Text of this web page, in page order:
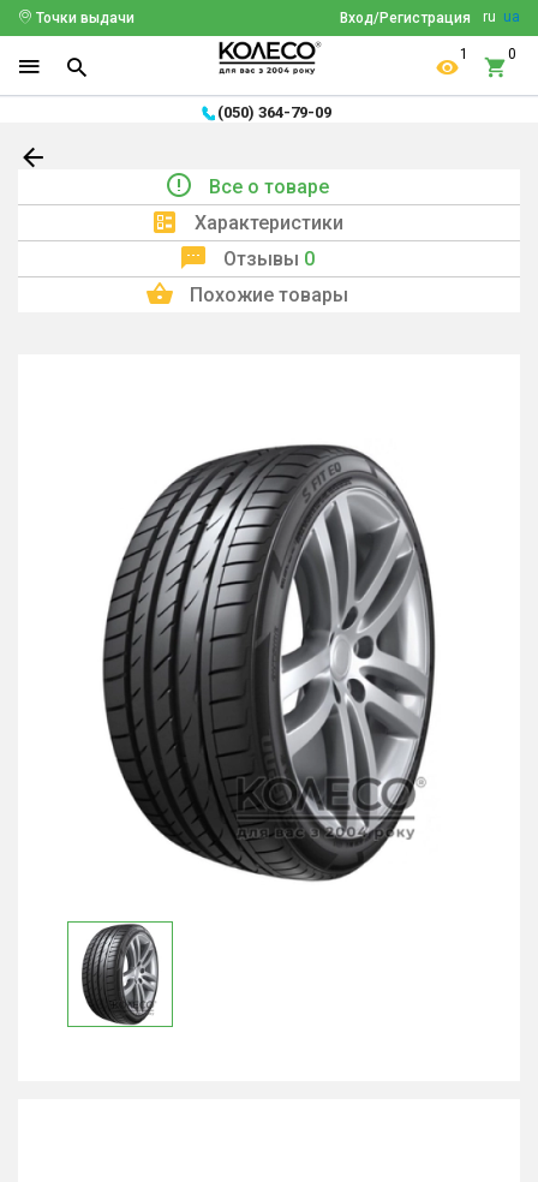
ru ua
Вход/Регистрация
Точки выдачи
1 0
(050) 364-79-09
Все о товаре
Характеристики
Отзывы 0
Похожие товары